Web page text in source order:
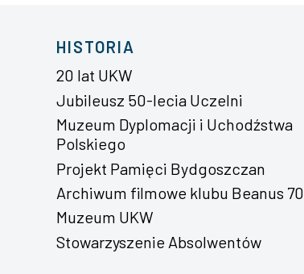
HISTORIA
20 lat UKW
Jubileusz 50-lecia Uczelni
Muzeum Dyplomacji i Uchodźstwa
Polskiego
Projekt Pamięci Bydgoszczan
Archiwum filmowe klubu Beanus 70
Muzeum UKW
Stowarzyszenie Absolwentów